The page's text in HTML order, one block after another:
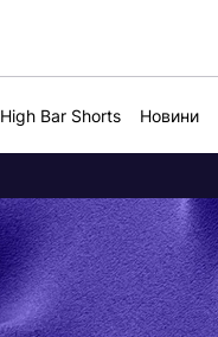
High Bar Shorts Новини